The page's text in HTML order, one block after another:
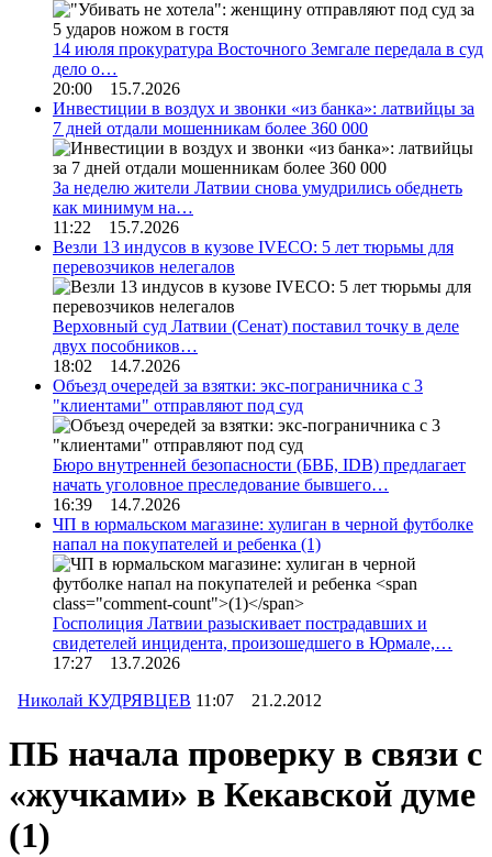
14 июля прокуратура Восточного Земгале передала в суд
дело о…
20:00 15.7.2026
Инвестиции в воздух и звонки «из банка»: латвийцы за
7 дней отдали мошенникам более 360 000
За неделю жители Латвии снова умудрились обеднеть
как минимум на…
11:22 15.7.2026
Везли 13 индусов в кузове IVECO: 5 лет тюрьмы для
перевозчиков нелегалов
Верховный суд Латвии (Сенат) поставил точку в деле
двух пособников…
18:02 14.7.2026
Объезд очередей за взятки: экс-пограничника с 3
"клиентами" отправляют под суд
Бюро внутренней безопасности (БВБ, IDB) предлагает
начать уголовное преследование бывшего…
16:39 14.7.2026
ЧП в юрмальском магазине: хулиган в черной футболке
напал на покупателей и ребенка (1)
Госполиция Латвии разыскивает пострадавших и
свидетелей инцидента, произошедшего в Юрмале,…
17:27 13.7.2026
Николай КУДРЯВЦЕВ 11:07 21.2.2012
ПБ начала проверку в связи с
«жучками» в Кекавской думе
(1)